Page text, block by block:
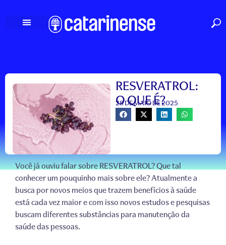
RESVERATROL:
O QUE É?
28 DE MAIO DE 2025
Você já ouviu falar sobre RESVERATROL? Que tal
conhecer um pouquinho mais sobre ele? Atualmente a
busca por novos meios que trazem benefícios à saúde
está cada vez maior e com isso novos estudos e pesquisas
buscam diferentes substâncias para manutenção da
saúde das pessoas.